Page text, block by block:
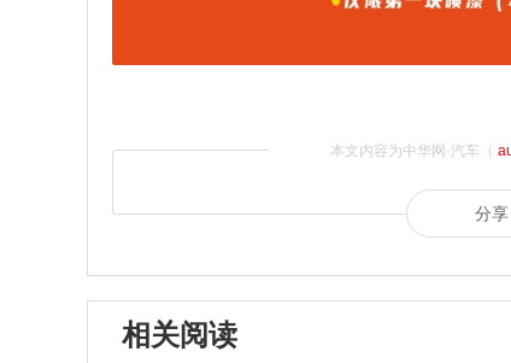
本文内容为中华网·汽车（
分享
相关阅读